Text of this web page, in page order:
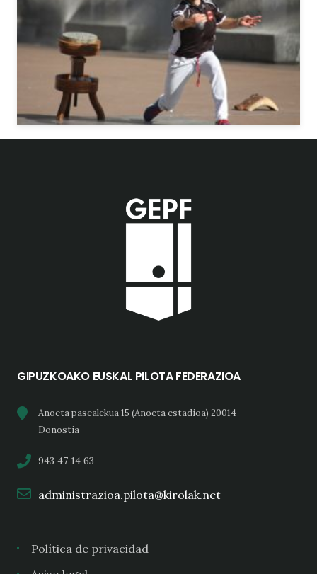
GIPUZKOAKO EUSKAL PILOTA FEDERAZIOA
Anoeta pasealekua 15 (Anoeta estadioa) 20014
Donostia
943 47 14 63
administrazioa.pilota@kirolak.net
Política de privacidad